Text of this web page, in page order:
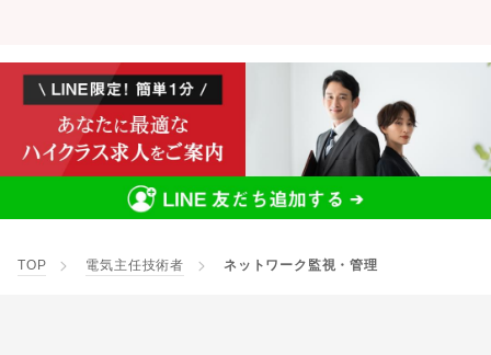
TOP 電気主任技術者 ネットワーク監視・管理